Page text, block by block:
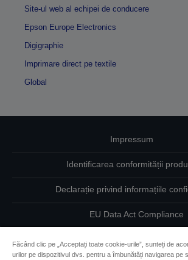
Site-ul web al echipei de conducere
Epson Europe Electronics
Digigraphie
Imprimare direct pe textile
Global
Impressum
Identificarea conformității
Declarație privind informațiile
EU Data Act Compliance
Făcând clic pe „Acceptați toate cookie-urile”, sunteți de
urilor pe dispozitivul dvs. pentru a îmbunătăți navigarea pe